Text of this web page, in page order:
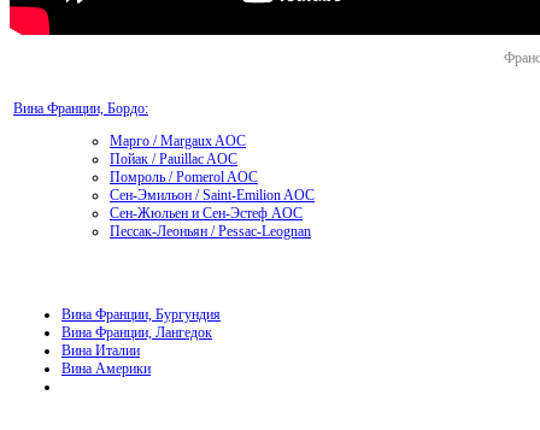
Вина Франции, Бордо:
Марго / Margaux AOC
Пойак / Pauillac AOC
Помроль / Pomerol AOC
Сен-Эмильон / Saint-Emilion AOC
Сен-Жюльен и Сен-Эстеф AOC
Пессак-Леоньян / Pessac-Leognan
Вина Франции, Бургундия
Вина Франции, Лангедок
Вина Италии
Вина Америки